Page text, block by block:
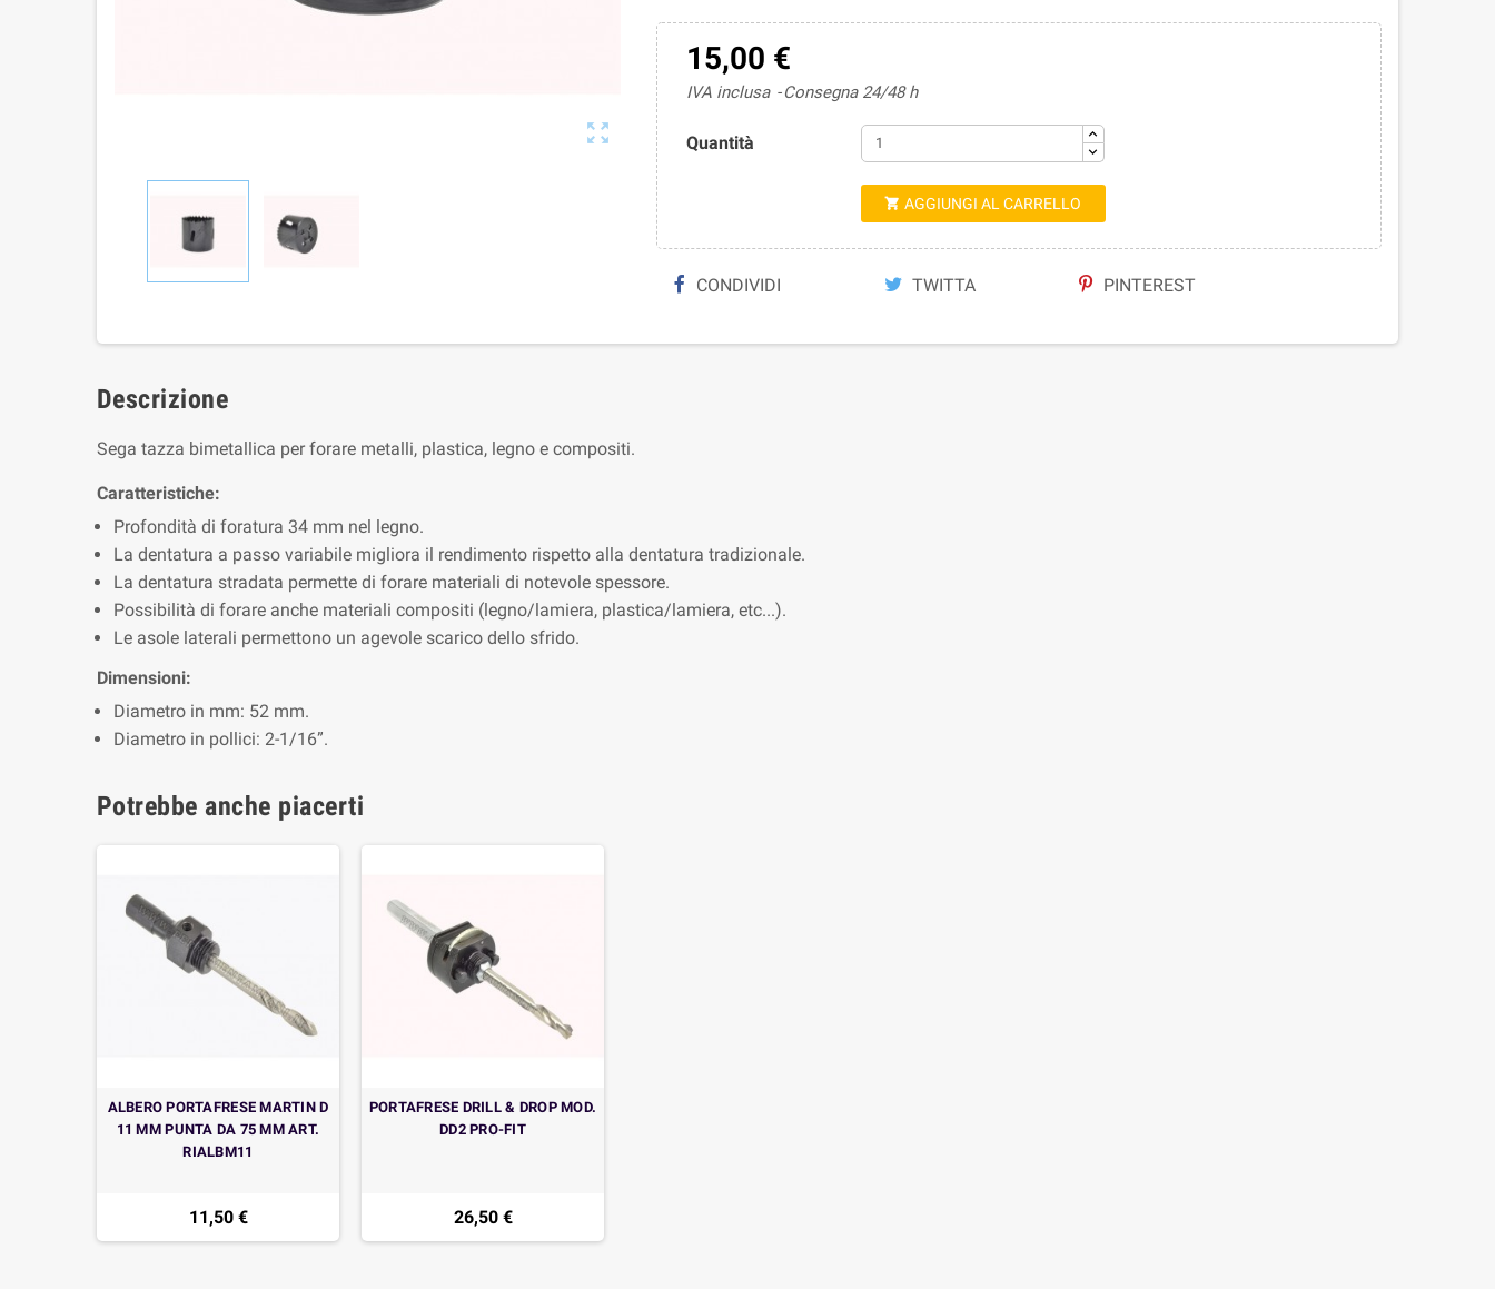

15,00 €
IVA inclusa Consegna 24/48 h
Quantità
 AGGIUNGI AL CARRELLO
CONDIVIDI TWITTA PINTEREST
Descrizione
Sega tazza bimetallica per forare metalli, plastica, legno e compositi.
Caratteristiche:
Profondità di foratura 34 mm nel legno.
La dentatura a passo variabile migliora il rendimento rispetto alla dentatura tradizionale.
La dentatura stradata permette di forare materiali di notevole spessore.
Possibilità di forare anche materiali compositi (legno/lamiera, plastica/lamiera, etc...).
Le asole laterali permettono un agevole scarico dello sfrido.
Dimensioni:
Diametro in mm: 52 mm.
Diametro in pollici: 2-1/16”.
Potrebbe anche piacerti
ALBERO PORTAFRESE MARTIN D
11 MM PUNTA DA 75 MM ART.
RIALBM11
11,50 €
PORTAFRESE DRILL & DROP MOD.
DD2 PRO-FIT
26,50 €